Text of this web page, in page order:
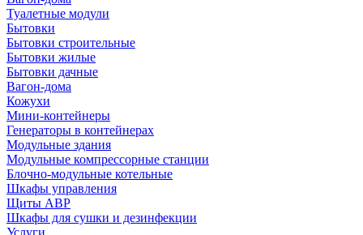
Туалетные модули
Бытовки
Бытовки строительные
Бытовки жилые
Бытовки дачные
Вагон-дома
Кожухи
Мини-контейнеры
Генераторы в контейнерах
Модульные здания
Модульные компрессорные станции
Блочно-модульные котельные
Шкафы управления
Щиты АВР
Шкафы для сушки и дезинфекции
Услуги